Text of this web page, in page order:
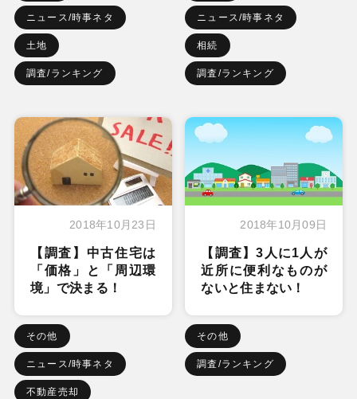
ニュース/時事ネタ
土地
調査/ランキング
ニュース/時事ネタ
相続
調査/ランキング
2018年10月23日
【調査】中古住宅は
「価格」と「周辺環
境」で決まる！
その他
ニュース/時事ネタ
不動産売却
2018年10月09日
【調査】3人に1人が
近所に便利なものが
ないと住まない！
その他
調査/ランキング